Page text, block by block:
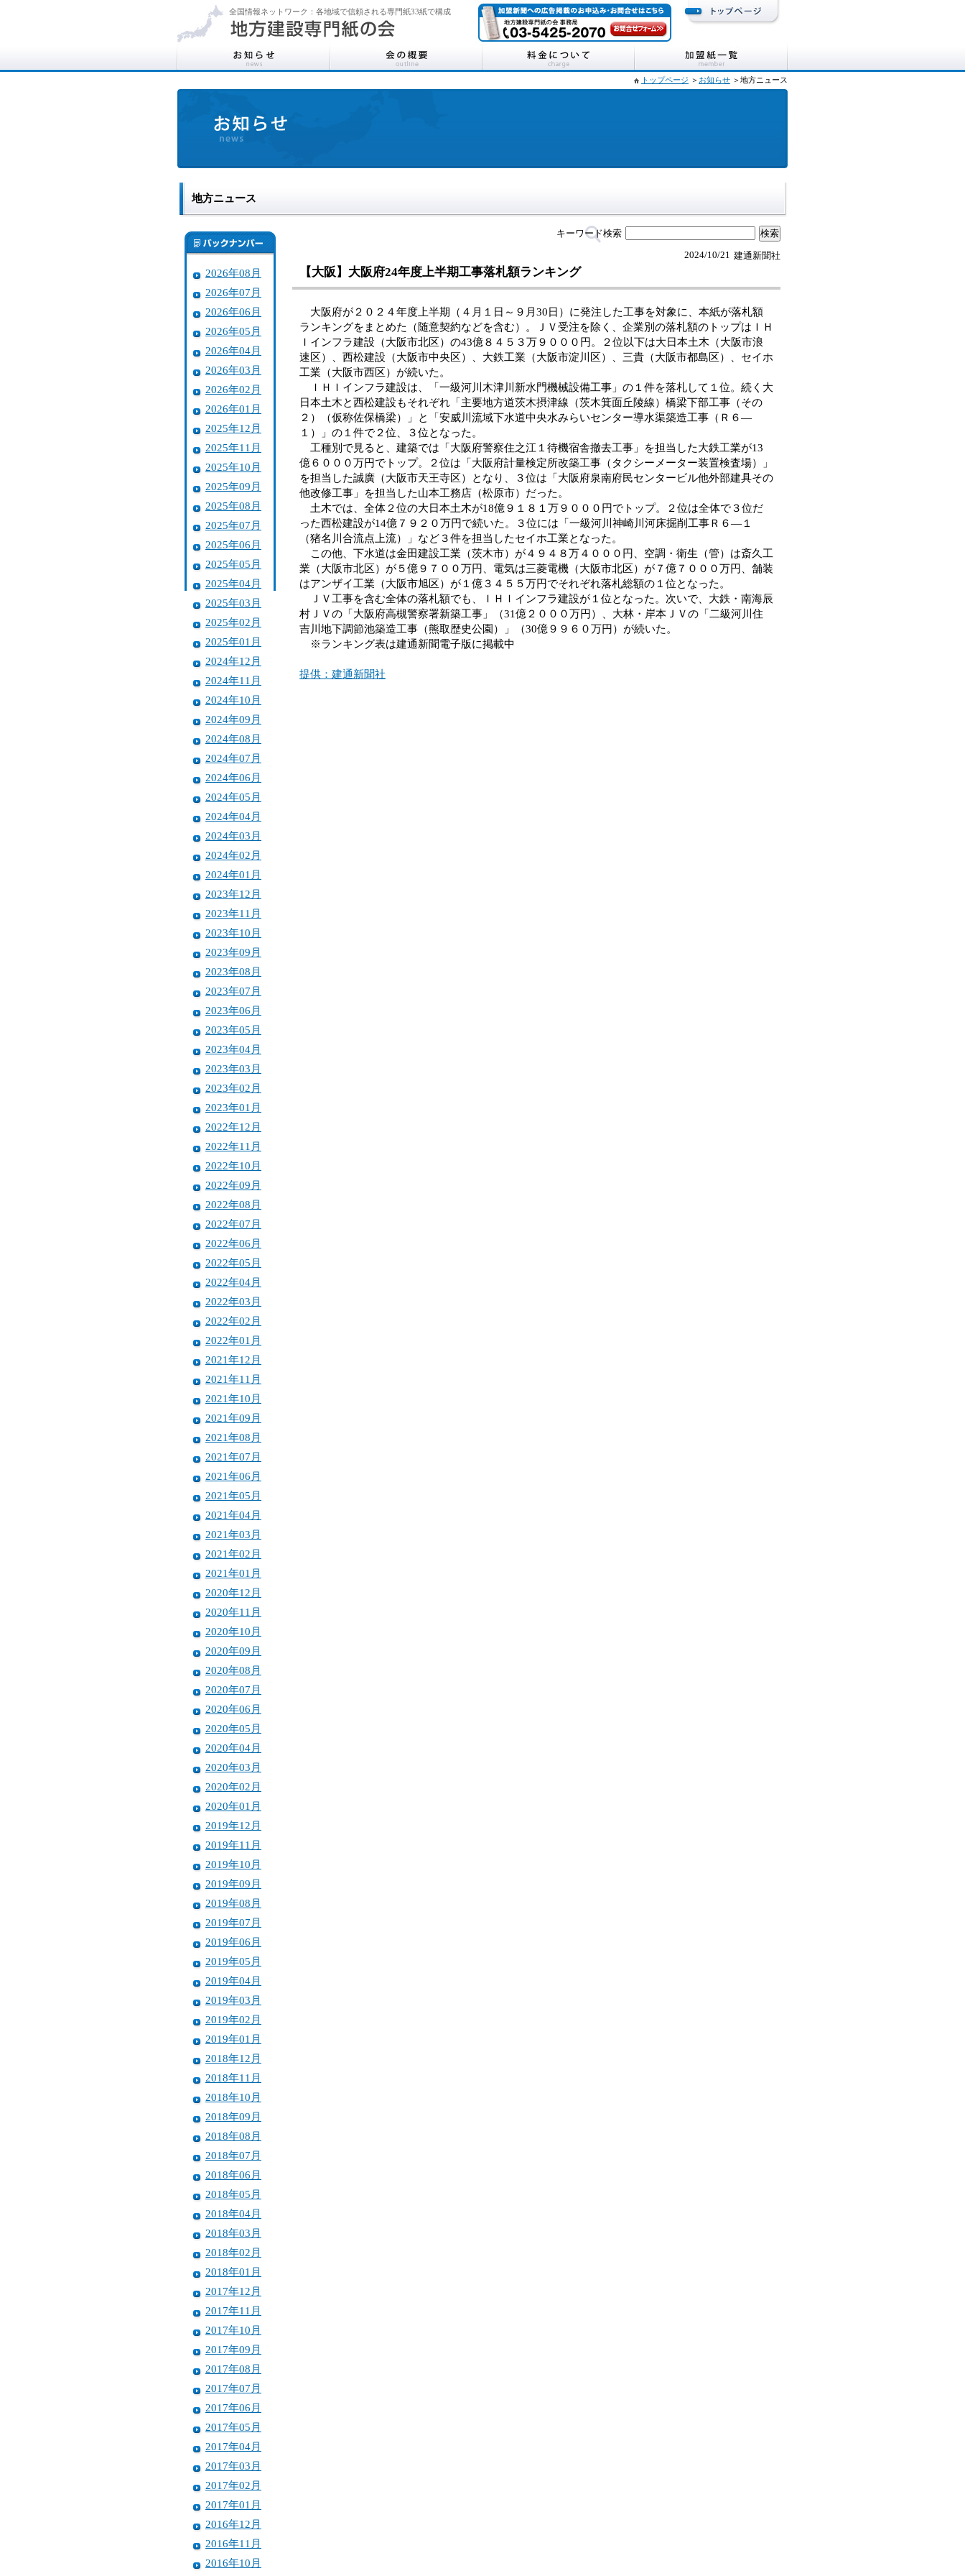
全国情報ネットワーク：各地域で信頼される専門紙33紙で構成
トップページ ＞ お知らせ ＞地方ニュース
地方ニュース
2026年08月
2026年07月
2026年06月
2026年05月
2026年04月
2026年03月
2026年02月
2026年01月
2025年12月
2025年11月
2025年10月
2025年09月
2025年08月
2025年07月
2025年06月
2025年05月
2025年04月
2025年03月
2025年02月
2025年01月
2024年12月
2024年11月
2024年10月
2024年09月
2024年08月
2024年07月
2024年06月
2024年05月
2024年04月
2024年03月
2024年02月
2024年01月
2023年12月
2023年11月
2023年10月
2023年09月
2023年08月
2023年07月
2023年06月
2023年05月
2023年04月
2023年03月
2023年02月
2023年01月
2022年12月
2022年11月
2022年10月
2022年09月
2022年08月
2022年07月
2022年06月
2022年05月
2022年04月
2022年03月
2022年02月
2022年01月
2021年12月
2021年11月
2021年10月
2021年09月
2021年08月
2021年07月
2021年06月
2021年05月
2021年04月
2021年03月
2021年02月
2021年01月
2020年12月
2020年11月
2020年10月
2020年09月
2020年08月
2020年07月
2020年06月
2020年05月
2020年04月
2020年03月
2020年02月
2020年01月
2019年12月
2019年11月
2019年10月
2019年09月
2019年08月
2019年07月
2019年06月
2019年05月
2019年04月
2019年03月
2019年02月
2019年01月
2018年12月
2018年11月
2018年10月
2018年09月
2018年08月
2018年07月
2018年06月
2018年05月
2018年04月
2018年03月
2018年02月
2018年01月
2017年12月
2017年11月
2017年10月
2017年09月
2017年08月
2017年07月
2017年06月
2017年05月
2017年04月
2017年03月
2017年02月
2017年01月
2016年12月
2016年11月
2016年10月
キーワード検索
建通新聞社
2024/10/21
【大阪】大阪府24年度上半期工事落札額ランキング
大阪府が２０２４年度上半期（４月１日～９月30日）に発注した工事を対象に、本紙が落札額
ランキングをまとめた（随意契約などを含む）。ＪＶ受注を除く、企業別の落札額のトップはＩＨ
Ｉインフラ建設（大阪市北区）の43億８４５３万９０００円。２位以下は大日本土木（大阪市浪
速区）、西松建設（大阪市中央区）、大鉄工業（大阪市淀川区）、三貴（大阪市都島区）、セイホ
工業（大阪市西区）が続いた。
ＩＨＩインフラ建設は、「一級河川木津川新水門機械設備工事」の１件を落札して１位。続く大
日本土木と西松建設もそれぞれ「主要地方道茨木摂津線（茨木箕面丘陵線）橋梁下部工事（その
２）（仮称佐保橋梁）」と「安威川流域下水道中央水みらいセンター導水渠築造工事（Ｒ６―
１）」の１件で２位、３位となった。
工種別で見ると、建築では「大阪府警察住之江１待機宿舎撤去工事」を担当した大鉄工業が13
億６０００万円でトップ。２位は「大阪府計量検定所改築工事（タクシーメーター装置検査場）」
を担当した誠廣（大阪市天王寺区）となり、３位は「大阪府泉南府民センタービル他外部建具その
他改修工事」を担当した山本工務店（松原市）だった。
土木では、全体２位の大日本土木が18億９１８１万９０００円でトップ。２位は全体で３位だ
った西松建設が14億７９２０万円で続いた。３位には「一級河川神崎川河床掘削工事Ｒ６―１
（猪名川合流点上流）」など３件を担当したセイホ工業となった。
この他、下水道は金田建設工業（茨木市）が４９４８万４０００円、空調・衛生（管）は斎久工
業（大阪市北区）が５億９７００万円、電気は三菱電機（大阪市北区）が７億７０００万円、舗装
はアンザイ工業（大阪市旭区）が１億３４５５万円でそれぞれ落札総額の１位となった。
ＪＶ工事を含む全体の落札額でも、ＩＨＩインフラ建設が１位となった。次いで、大鉄・南海辰
村ＪＶの「大阪府高槻警察署新築工事」（31億２０００万円）、大林・岸本ＪＶの「二級河川住
吉川地下調節池築造工事（熊取歴史公園）」（30億９９６０万円）が続いた。
※ランキング表は建通新聞電子版に掲載中
提供：建通新聞社